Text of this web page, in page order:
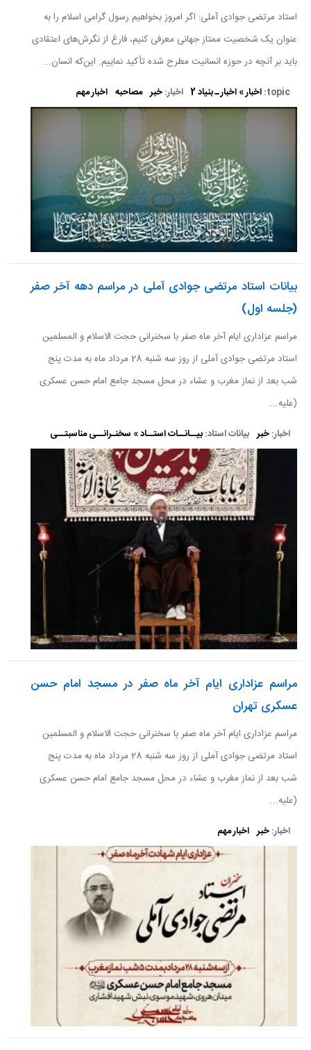
استاد مرتضی جوادی آملی: اگر امروز بخواهیم رسول گرامی اسلام را به
عنوان یک شخصیت ممتاز جهانی معرفی کنیم، فارغ از نگرش‌های اعتقادی
باید بر آنچه در حوزه انسانیت مطرح شده تأکید نماییم. این‌که انسان...
topic: اخبار » اخبار ـ بنیاد 2 اخبار:خبر مصاحبه اخبار مهم
بیانات استاد مرتضی جوادی آملی در مراسم دهه آخر صفر
(جلسه اول)
مراسم عزاداری ایام آخر ماه صفر با سخنرانی حجت الاسلام و المسلمین
استاد مرتضی جوادی آملی از روز سه شنبه 28 مرداد ماه به مدت پنج
شب بعد از نماز مغرب و عشاء در محل مسجد جامع امام حسن عسکری
(علیه...
اخبار:خبر بیانات استاد:بیــانــات استــاد » سخنـرانــی مناسبتــی
مراسم عزاداری ایام آخر ماه صفر در مسجد امام حسن
عسکری تهران
مراسم عزاداری ایام آخر ماه صفر با سخنرانی حجت الاسلام و المسلمین
استاد مرتضی جوادی آملی از روز سه شنبه 28 مرداد ماه به مدت پنج
شب بعد از نماز مغرب و عشاء در محل مسجد جامع امام حسن عسکری
(علیه...
اخبار:خبر اخبار مهم